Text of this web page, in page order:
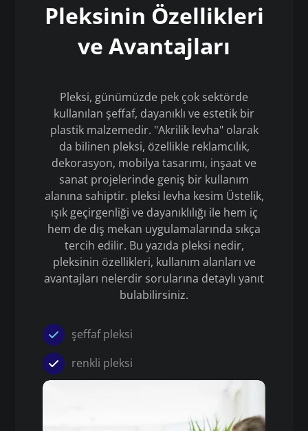
Pleksinin Özellikleri
ve Avantajları
Pleksi, günümüzde pek çok sektörde
kullanılan şeffaf, dayanıklı ve estetik bir
plastik malzemedir. "Akrilik levha" olarak
da bilinen pleksi, özellikle reklamcılık,
dekorasyon, mobilya tasarımı, inşaat ve
sanat projelerinde geniş bir kullanım
alanına sahiptir. pleksi levha kesim Üstelik,
ışık geçirgenliği ve dayanıklılığı ile hem iç
hem de dış mekan uygulamalarında sıkça
tercih edilir. Bu yazıda pleksi nedir,
pleksinin özellikleri, kullanım alanları ve
avantajları nelerdir sorularına detaylı yanıt
bulabilirsiniz.
şeffaf pleksi
renkli pleksi